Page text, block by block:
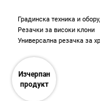
Градинска техника и
Резачки за високи клони
Универсална резачка за
Изчерпан
продукт
Преминете
към
края
на